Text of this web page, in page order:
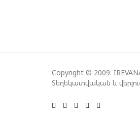
Copyright © 2009.
Տեղեկատվական և